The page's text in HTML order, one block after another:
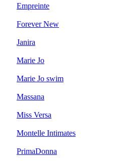
Empreinte
Forever New
Janira
Marie Jo
Marie Jo swim
Massana
Miss Versa
Montelle Intimates
PrimaDonna